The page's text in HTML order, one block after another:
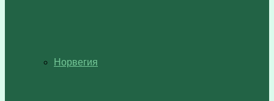
Норвегия